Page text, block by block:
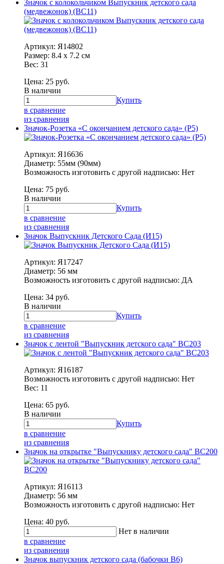
Значок с колокольчиком Выпускник детского сада
(медвежонок) (ВС11)
Артикул: Я14802
Размер: 8.4 х 7.2 см
Вес: 31
Цена: 25 руб.
В наличии
Купить
в сравнение
из сравнения
Значок-Розетка «С окончанием детского сада» (Р5)
Артикул: Я16636
Диаметр: 55мм (90мм)
Возможность изготовить с другой надписью: Нет
Цена: 75 руб.
В наличии
Купить
в сравнение
из сравнения
Значок Выпускник Детского Сада (И15)
Артикул: Я17247
Диаметр: 56 мм
Возможность изготовить с другой надписью: ДА
Цена: 34 руб.
В наличии
Купить
в сравнение
из сравнения
Значок с лентой "Выпускник детского сада" ВС203
Артикул: Я16187
Возможность изготовить с другой надписью: Нет
Вес: 11
Цена: 65 руб.
В наличии
Купить
в сравнение
из сравнения
Значок на открытке "Выпускнику детского сада" ВС200
Артикул: Я16113
Диаметр: 56 мм
Возможность изготовить с другой надписью: Нет
Цена: 40 руб.
Нет в наличии
в сравнение
из сравнения
Значок выпускник детского сада (бабочки В6)